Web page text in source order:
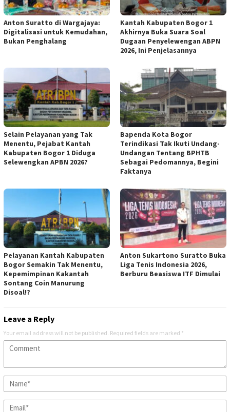
Anton Suratto di Wargajaya:
Digitalisasi untuk Kemudahan,
Bukan Penghalang
Kantah Kabupaten Bogor 1
Akhirnya Buka Suara Soal
Dugaan Penyelewengan ABPN
2026, Ini Penjelasannya
Selain Pelayanan yang Tak
Menentu, Pejabat Kantah
Kabupaten Bogor 1 Diduga
Selewengkan APBN 2026?
Bapenda Kota Bogor
Terindikasi Tak Ikuti Undang-
Undangan Tentang BPHTB
Sebagai Pedomannya, Begini
Faktanya
Pelayanan Kantah Kabupaten
Bogor Semakin Tak Menentu,
Kepemimpinan Kakantah
Sontang Coin Manurung
Disoal!?
Anton Sukartono Suratto Buka
Liga Tenis Indonesia 2026,
Berburu Beasiswa ITF Dimulai
Leave a Reply
Your email address will not be published. Required fields are marked *